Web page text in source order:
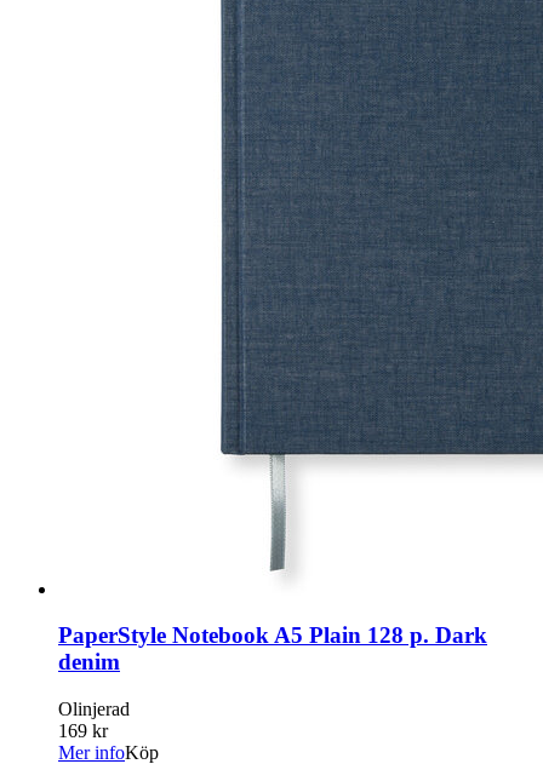
PaperStyle Notebook A5 Plain 128 p. Dark
denim
Olinjerad
169 kr
Mer infoKöp